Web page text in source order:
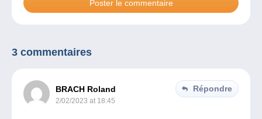
3 commentaires
BRACH Roland
2/02/2023 at 18:45
Répondre